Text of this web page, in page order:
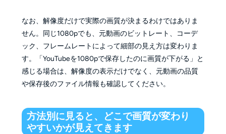
なお、解像度だけで実際の画質が決まるわけではありま
せん。同じ1080pでも、元動画のビットレート、コーデ
ック、フレームレートによって細部の見え方は変わりま
す。「YouTubeを1080pで保存したのに画質が下がる」と
感じる場合は、解像度の表示だけでなく、元動画の品質
や保存後のファイル情報も確認してください。
方法別に見ると、どこで画質が変わり
やすいかが見えてきます